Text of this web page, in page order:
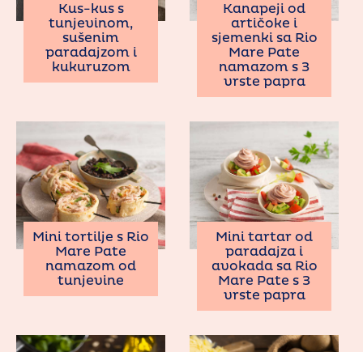
Kus-kus s
tunjevinom,
sušenim
paradajzom i
kukuruzom
Kanapeji od
artičoke i
sjemenki sa Rio
Mare Pate
namazom s 3
vrste papra
Mini tortilje s Rio
Mare Pate
namazom od
tunjevine
Mini tartar od
paradajza i
avokada sa Rio
Mare Pate s 3
vrste papra